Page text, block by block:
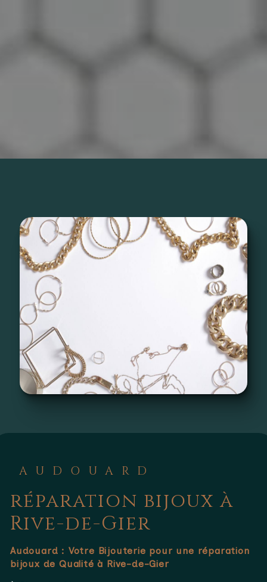
AUDOUARD
réparation bijoux à
Rive-de-Gier
Audouard : Votre Bijouterie pour une réparation
bijouxde Qualité à Rive-de-Gier